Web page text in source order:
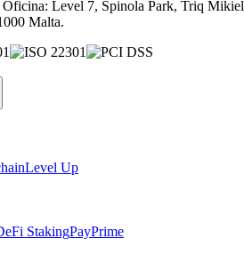
Oficina: Level 7, Spinola Park, Triq Mikiel
Malta.
Level Up
StakingPayPrime